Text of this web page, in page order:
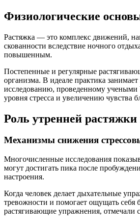
Физиологические
Растяжка — это комплекс движений,
скованности вследствие ночного
повышенным.
Постепенные и регулярные
организма. В идеале практика
исследованию, проведенному учеными
уровня стресса и увеличению чувства
Роль утренней
Механизмы снижения
Многочисленные исследования
могут достигать пика после
настроения.
Когда человек делает дыхательные
тревожности и помогает ощущать себя
растягивающие упражнения, отмечали